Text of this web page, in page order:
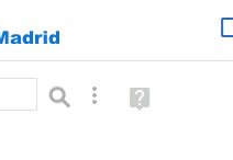
Búsqueda avanzada
Ayuda
(en